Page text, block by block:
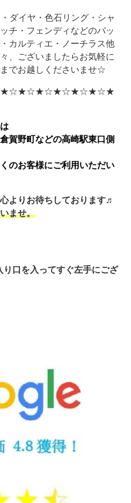
ダイヤ・色石リング・シャ
チ・フェンディなどのバッ
カルティエ・ノーチラス他
、ございましたらお気軽に
でお越しくださいませ☆
賀野町などの高崎駅東口側
のお客様にご利用いただい
よりお待ちしております♬
ませ。
口を入ってすぐ左手にござ